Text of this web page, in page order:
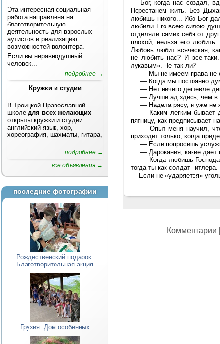
Эта интересная социальная
работа направлена на
благотворительную
деятельность для взрослых
аутистов и реализацию
возможностей волонтера.
Если вы неравнодушный
человек...
подробнее →
Кружки и студии
В Троицкой Православной
школе для всех желающих
открыты кружки и студии:
английский язык, хор,
хореография, шахматы, гитара,
...
подробнее →
все объявления →
последние фотографии
Рождественский подарок.
Благотворительная акция
Грузия. Дом особенных
Бог, когда нас создал,
Перестанем жить. Без
любишь никого... Ибо Бог
любили Его всею силою
отделяли самих себя от
плохой, нельзя его
Любовь любит всяческая,
не любить нас? И все-
лукавым». Не так ли?
— Мы не имеем права не
— Когда мы постоянно
— Нет ничего дешевле
— Лучше ад здесь, чем в
— Надела рясу, и уже не
— Каким легким бывает
пятницу, как предписывает
— Опыт меня научил,
приходит только, когда
— Если попросишь
— Дарования, какие дает
— Когда любишь
тогда ты как солдат
— Если не «ударяется»
Комментарии